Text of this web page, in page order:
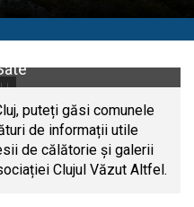
puteți găsi comunele
de informații utile
de călătorie și galerii
Clujul Văzut Altfel.